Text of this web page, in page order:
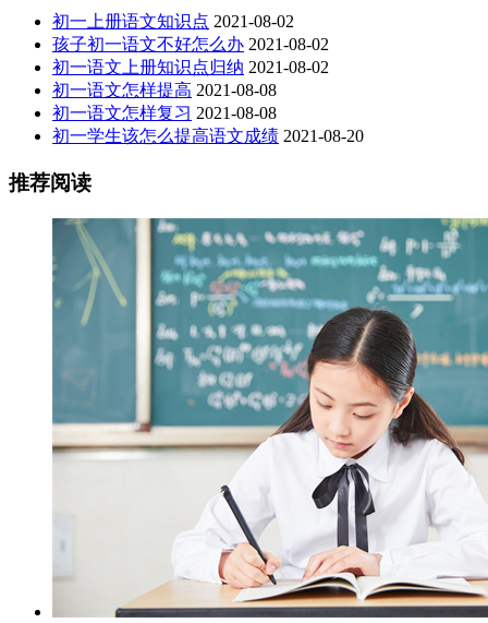
初一上册语文知识点 2021-08-02
孩子初一语文不好怎么办 2021-08-02
初一语文上册知识点归纳 2021-08-02
初一语文怎样提高 2021-08-08
初一语文怎样复习 2021-08-08
初一学生该怎么提高语文成绩 2021-08-20
推荐阅读